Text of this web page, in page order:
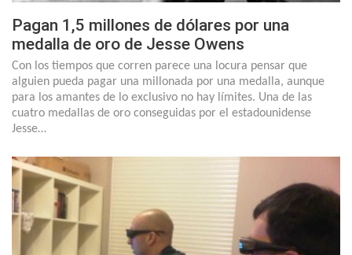
Pagan 1,5 millones de dólares por una
medalla de oro de Jesse Owens
Con los tiempos que corren parece una locura pensar que
alguien pueda pagar una millonada por una medalla, aunque
para los amantes de lo exclusivo no hay límites. Una de las
cuatro medallas de oro conseguidas por el estadounidense
Jesse…